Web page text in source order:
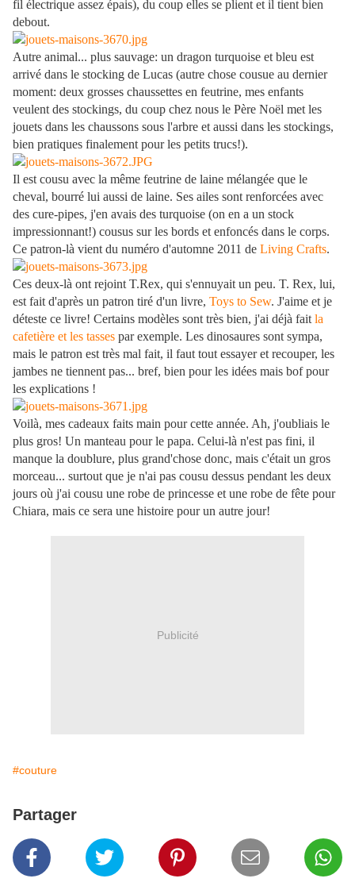
fil électrique assez épais), du coup elles se plient et il tient bien
debout.
Autre animal... plus sauvage: un dragon turquoise et bleu est
arrivé dans le stocking de Lucas (autre chose cousue au dernier
moment: deux grosses chaussettes en feutrine, mes enfants
veulent des stockings, du coup chez nous le Père Noël met les
jouets dans les chaussons sous l'arbre et aussi dans les stockings,
bien pratiques finalement pour les petits trucs!).
Il est cousu avec la même feutrine de laine mélangée que le
cheval, bourré lui aussi de laine. Ses ailes sont renforcées avec
des cure-pipes, j'en avais des turquoise (on en a un stock
impressionnant!) cousus sur les bords et enfoncés dans le corps.
Ce patron-là vient du numéro d'automne 2011 de Living Crafts.
Ces deux-là ont rejoint T.Rex, qui s'ennuyait un peu. T. Rex, lui,
est fait d'après un patron tiré d'un livre, Toys to Sew. J'aime et je
déteste ce livre! Certains modèles sont très bien, j'ai déjà fait la
cafetière et les tasses par exemple. Les dinosaures sont sympa,
mais le patron est très mal fait, il faut tout essayer et recouper, les
jambes ne tiennent pas... bref, bien pour les idées mais bof pour
les explications !
Voilà, mes cadeaux faits main pour cette année. Ah, j'oubliais le
plus gros! Un manteau pour le papa. Celui-là n'est pas fini, il
manque la doublure, plus grand'chose donc, mais c'était un gros
morceau... surtout que je n'ai pas cousu dessus pendant les deux
jours où j'ai cousu une robe de princesse et une robe de fête pour
Chiara, mais ce sera une histoire pour un autre jour!
Publicité
#couture
Partager